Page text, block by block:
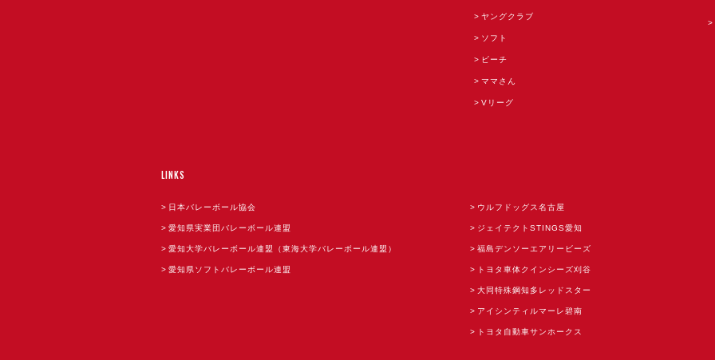
ヤングクラブ
ソフト
ビーチ
ママさん
Vリーグ
LINKS
日本バレーボール協会
愛知県実業団バレーボール連盟
愛知大学バレーボール連盟（東海大学バレーボール連盟）
愛知県ソフトバレーボール連盟
ウルフドッグス名古屋
ジェイテクトSTINGS愛知
福島デンソーエアリービーズ
トヨタ車体クインシーズ刈谷
大同特殊鋼知多レッドスター
アイシンティルマーレ碧南
トヨタ自動車サンホークス